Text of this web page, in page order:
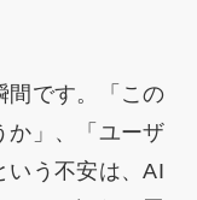
間です。「この
か」、「ユーザ
いう不安は、AI